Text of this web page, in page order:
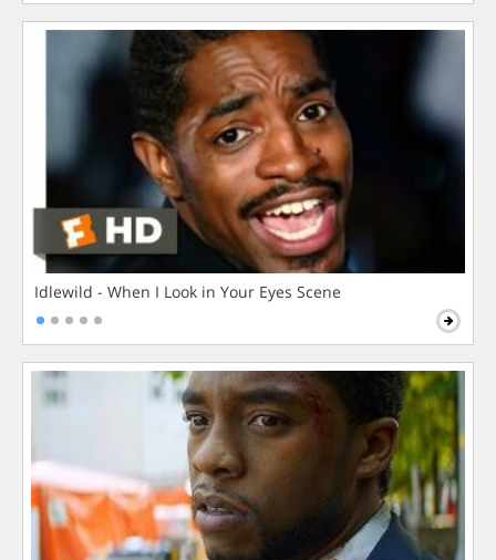
Idlewild - When I Look in Your Eyes Scene